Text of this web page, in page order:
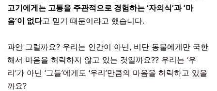
고기에게는 고통을 주관적으로 경험하는 ‘자의식’과 ‘마
음’이 없다고 믿기 때문이라고 했습니다.
과연 그럴까요? 우리는 인간이 아닌, 비단 동물에게만 국한
해서 마음을 허락하지 않고 있는 것일까요?? 우리는 ‘우
리’가 아닌 ‘그들’에게도 ‘우리’만큼의 마음을 허락하고 있을
까요?